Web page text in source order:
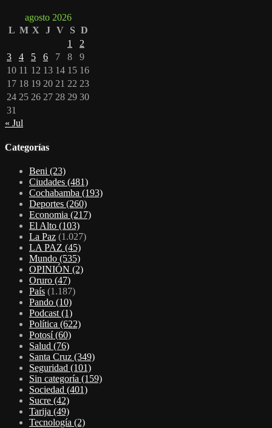
agosto 2026
L M X J V S D
1
2
3
4 5 6 7 8
9
10 11 12 13 14 15 16
17 18 19 20 21 22 23
24 25 26 27 28 29 30
31
« Jul
Categorías
Beni (23)
Ciudades (481)
Cochabamba (193)
Deportes (260)
Economia (217)
El Alto (103)
La Paz (1.027)
LA PAZ (45)
Mundo (535)
OPINIÓN (2)
Oruro (47)
País (1.187)
Pando (10)
Podcast (1)
Política (622)
Potosí(60)
Salud (76)
Santa Cruz (349)
Seguridad (101)
Sin categoría (159)
Sociedad (401)
Sucre (42)
Tarija (49)
Tecnología (2)